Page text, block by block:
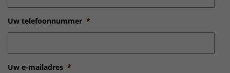
Uw telefoonnummer *
Uw e-mailadres *